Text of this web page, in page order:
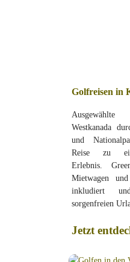
Golfreisen in
Westkanada
und
Reise zu
Erlebnis.
Mietwagen
inkludiert
sorgenfreien
Jetzt